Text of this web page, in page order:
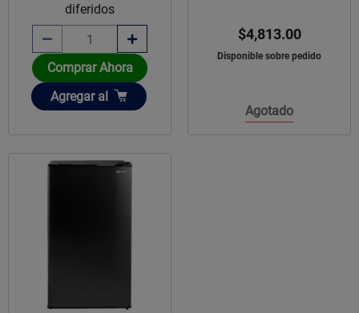
diferidos
Comprar Ahora
Añadir
Agregar al
$4,813.00
Disponible sobre pedido
Agotado